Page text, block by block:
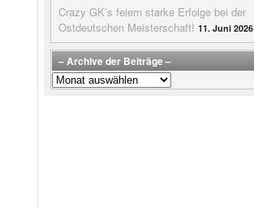
Crazy GK’s feiern starke Erfolge bei der
Ostdeutschen Meisterschaft! 11. Juni 2026
– Archive der Beiträge –
–
Archive